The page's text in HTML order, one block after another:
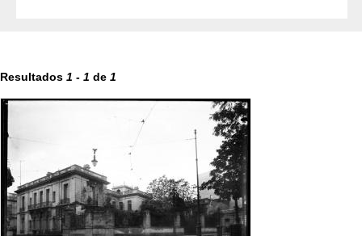
Resultados 1 - 1 de 1